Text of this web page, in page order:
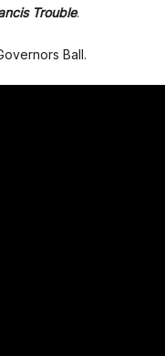
Trouble.
Ball.